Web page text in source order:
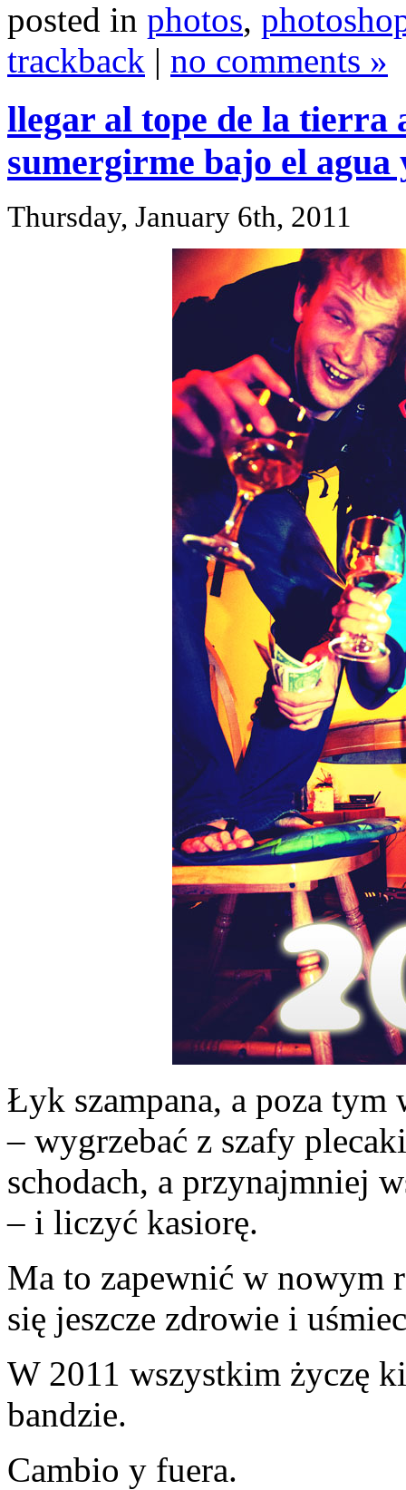
posted in photos,
trackback | no comments »
llegar al tope de la tierra
sumergirme bajo el
Thursday, January 6th, 2011
Łyk szampana, a poza tym
– wygrzebać z szafy
schodach, a przynajmniej
– i liczyć kasiorę.
Ma to zapewnić w nowym
się jeszcze zdrowie i
W 2011 wszystkim życzę
bandzie.
Cambio y fuera.